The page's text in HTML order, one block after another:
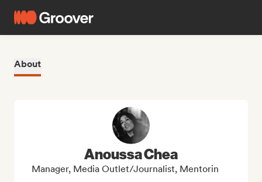
About
Anoussa Chea
Manager, Media Outlet/Journalist, Mentorin